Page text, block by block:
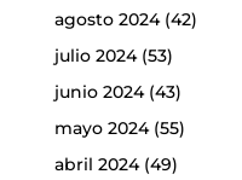
agosto 2024(42)
julio 2024(53)
junio 2024(43)
mayo 2024(55)
abril 2024(49)